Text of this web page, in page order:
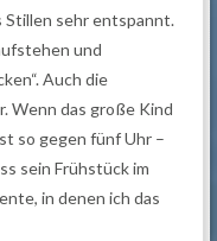
Stillen sehr entspannt.
und
Auch die
Wenn das große Kind
so gegen fünf Uhr –
sein Frühstück im
in denen ich das